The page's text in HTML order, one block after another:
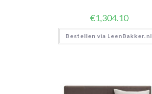
€1,304.10
Bestellen via LeenBakker.nl